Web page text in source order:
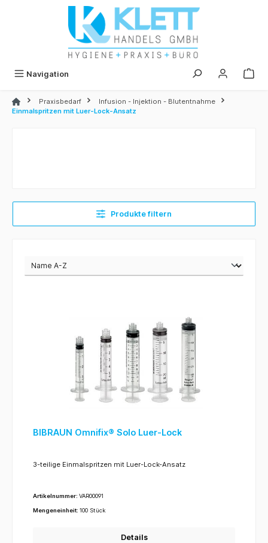
Navigation
Praxisbedarf
Infusion - Injektion - Blutentnahme
Einmalspritzen mit Luer-Lock-Ansatz
Produkte filtern
BIBRAUN Omnifix® Solo Luer-Lock
3-teilige Einmalspritzen mit Luer-Lock-Ansatz
Artikelnummer: VAR00091
Mengeneinheit: 100 Stück
Details